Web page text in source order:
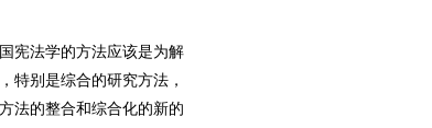
宪法学的方法应该是为解
特别是综合的研究方法，
法的整合和综合化的新的